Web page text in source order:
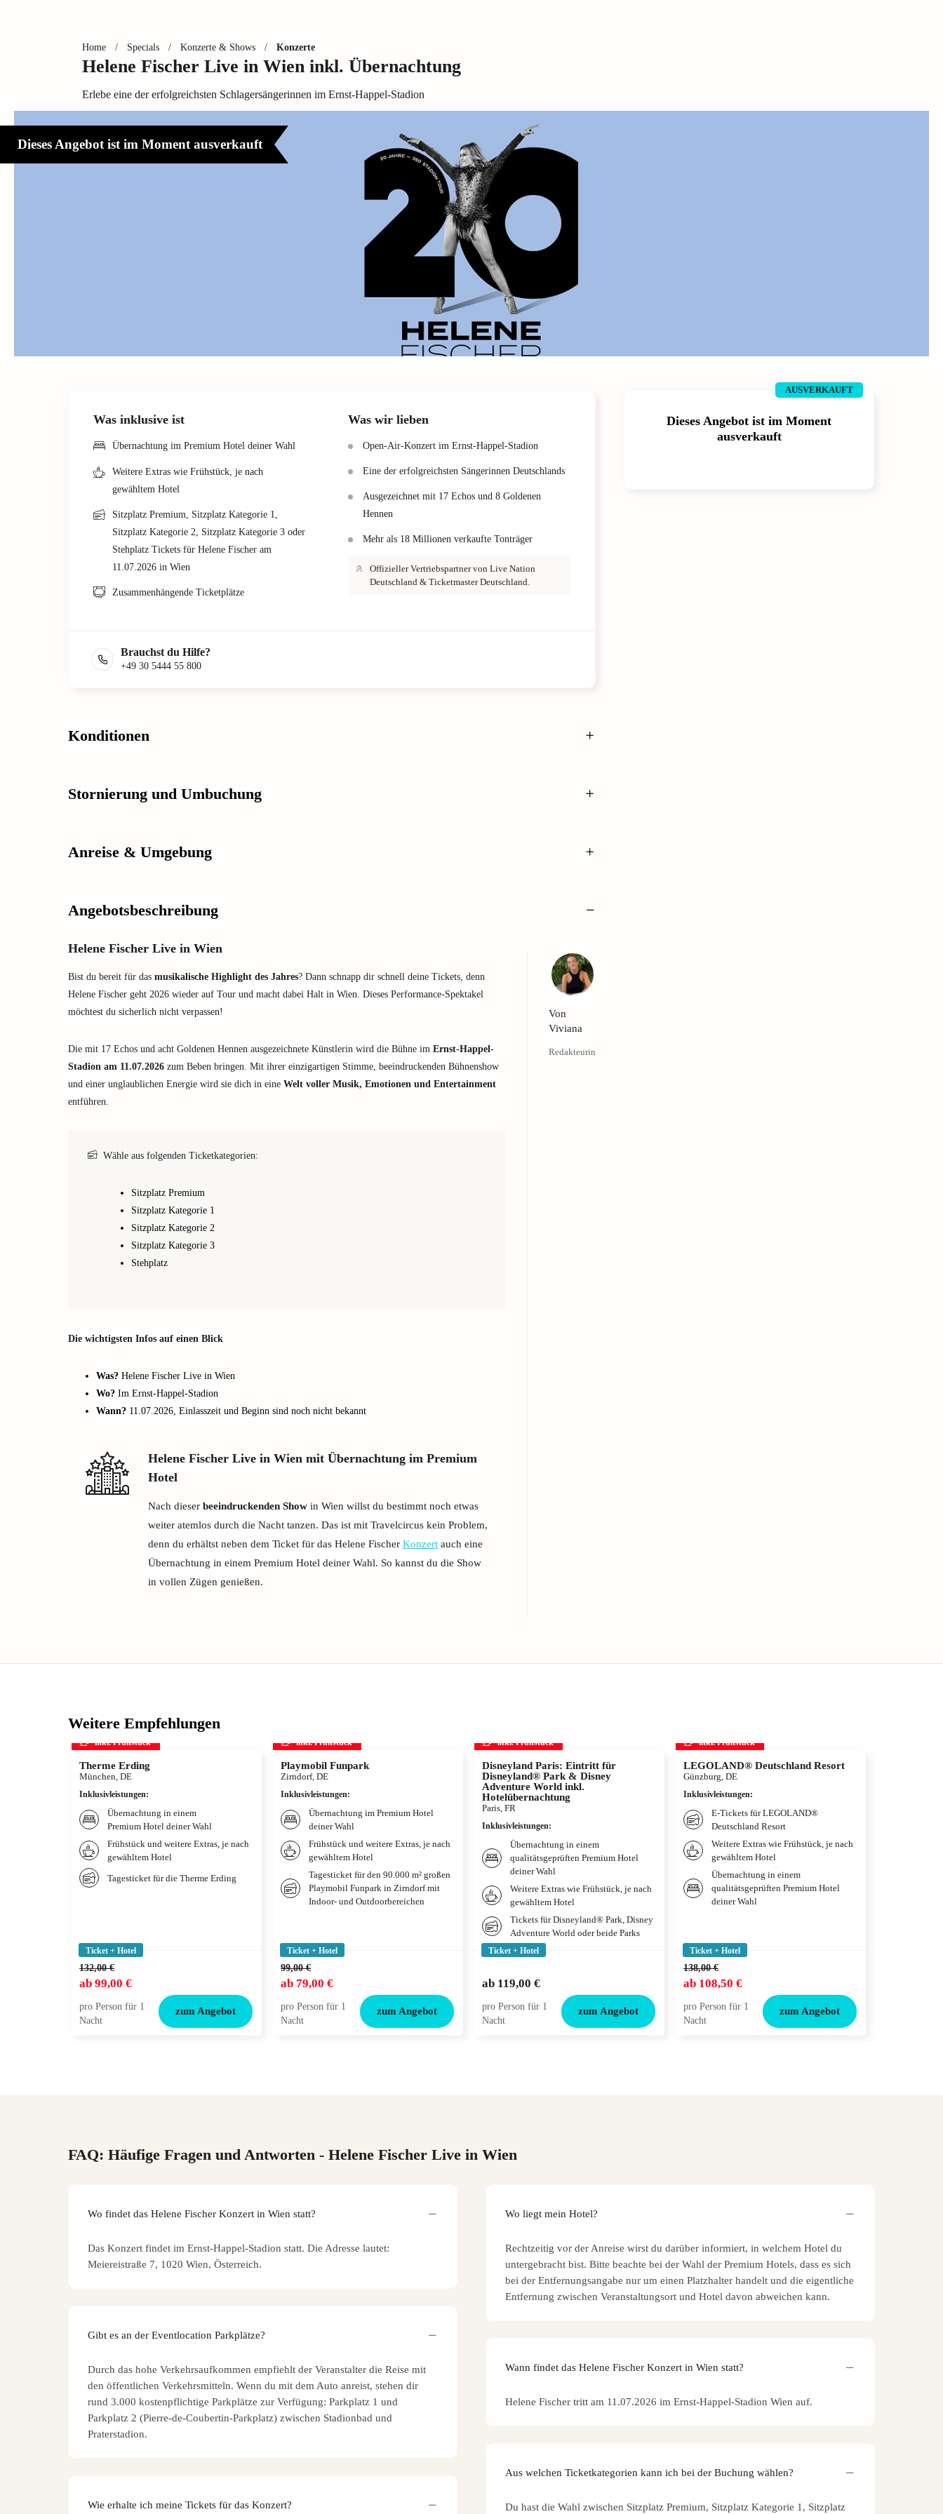
Home / Specials / Konzerte & Shows / Konzerte
Helene Fischer Live in Wien inkl. Übernachtung
Erlebe eine der erfolgreichsten Schlagersängerinnen im Ernst-Happel-Stadion
Dieses Angebot ist im Moment ausverkauft
AUSVERKAUFT
Dieses Angebot ist im Moment
ausverkauft
Was inklusive ist
Übernachtung im Premium Hotel deiner Wahl
Weitere Extras wie Frühstück, je nach
gewähltem Hotel
Sitzplatz Premium, Sitzplatz Kategorie 1,
Sitzplatz Kategorie 2, Sitzplatz Kategorie 3 oder
Stehplatz Tickets für Helene Fischer am
11.07.2026 in Wien
Zusammenhängende Ticketplätze
Was wir lieben
Open-Air-Konzert im Ernst-Happel-Stadion
Eine der erfolgreichsten Sängerinnen Deutschlands
Ausgezeichnet mit 17 Echos und 8 Goldenen
Hennen
Mehr als 18 Millionen verkaufte Tonträger
Offizieller Vertriebspartner von Live Nation
Deutschland & Ticketmaster Deutschland.
Brauchst du Hilfe?
+49 30 5444 55 800
Konditionen
Stornierung und Umbuchung
Anreise & Umgebung
Angebotsbeschreibung
Helene Fischer Live in Wien
Bist du bereit für das musikalische Highlight des Jahres? Dann schnapp dir schnell deine Tickets, denn
Helene Fischer geht 2026 wieder auf Tour und macht dabei Halt in Wien. Dieses Performance-Spektakel
möchtest du sicherlich nicht verpassen!
Die mit 17 Echos und acht Goldenen Hennen ausgezeichnete Künstlerin wird die Bühne im Ernst-Happel-
Stadion am 11.07.2026 zum Beben bringen. Mit ihrer einzigartigen Stimme, beeindruckenden Bühnenshow
und einer unglaublichen Energie wird sie dich in eine Welt voller Musik, Emotionen und Entertainment
entführen.
Wähle aus folgenden Ticketkategorien:
Sitzplatz Premium
Sitzplatz Kategorie 1
Sitzplatz Kategorie 2
Sitzplatz Kategorie 3
Stehplatz
Die wichtigsten Infos auf einen Blick
Was? Helene Fischer Live in Wien
Wo? Im Ernst-Happel-Stadion
Wann? 11.07.2026, Einlasszeit und Beginn sind noch nicht bekannt
Helene Fischer Live in Wien mit Übernachtung im Premium
Hotel
Nach dieser beeindruckenden Show in Wien willst du bestimmt noch etwas
weiter atemlos durch die Nacht tanzen. Das ist mit Travelcircus kein Problem,
denn du erhältst neben dem Ticket für das Helene Fischer Konzert auch eine
Übernachtung in einem Premium Hotel deiner Wahl. So kannst du die Show
in vollen Zügen genießen.
Von
Viviana
Redakteurin
Weitere Empfehlungen
inkl. Frühstück
Therme Erding
München, DE
Inklusivleistungen:
Übernachtung in einem
Premium Hotel deiner Wahl
Frühstück und weitere Extras, je nach
gewähltem Hotel
Tagesticket für die Therme Erding
Ticket + Hotel
132,00 €
ab 99,00 €
pro Person für 1
Nacht
zum Angebot
inkl. Frühstück
Playmobil Funpark
Zirndorf, DE
Inklusivleistungen:
Übernachtung im Premium Hotel
deiner Wahl
Frühstück und weitere Extras, je nach
gewähltem Hotel
Tagesticket für den 90.000 m² großen
Playmobil Funpark in Zirndorf mit
Indoor- und Outdoorbereichen
Ticket + Hotel
99,00 €
ab 79,00 €
pro Person für 1
Nacht
zum Angebot
inkl. Frühstück
Disneyland Paris: Eintritt für
Disneyland® Park & Disney
Adventure World inkl.
Hotelübernachtung
Paris, FR
Inklusivleistungen:
Übernachtung in einem
qualitätsgeprüften Premium Hotel
deiner Wahl
Weitere Extras wie Frühstück, je nach
gewähltem Hotel
Tickets für Disneyland® Park, Disney
Adventure World oder beide Parks
Ticket + Hotel
ab 119,00 €
pro Person für 1
Nacht
zum Angebot
inkl. Frühstück
LEGOLAND® Deutschland Resort
Günzburg, DE
Inklusivleistungen:
E-Tickets für LEGOLAND®
Deutschland Resort
Weitere Extras wie Frühstück, je nach
gewähltem Hotel
Übernachtung in einem
qualitätsgeprüften Premium Hotel
deiner Wahl
Ticket + Hotel
138,00 €
ab 108,50 €
pro Person für 1
Nacht
zum Angebot
FAQ: Häufige Fragen und Antworten - Helene Fischer Live in Wien
Wo findet das Helene Fischer Konzert in Wien statt?
Das Konzert findet im Ernst-Happel-Stadion statt. Die Adresse lautet:
Meiereistraße 7, 1020 Wien, Österreich.
Gibt es an der Eventlocation Parkplätze?
Durch das hohe Verkehrsaufkommen empfiehlt der Veranstalter die Reise mit
den öffentlichen Verkehrsmitteln. Wenn du mit dem Auto anreist, stehen dir
rund 3.000 kostenpflichtige Parkplätze zur Verfügung: Parkplatz 1 und
Parkplatz 2 (Pierre-de-Coubertin-Parkplatz) zwischen Stadionbad und
Praterstadion.
Wie erhalte ich meine Tickets für das Konzert?
Wo liegt mein Hotel?
Rechtzeitig vor der Anreise wirst du darüber informiert, in welchem Hotel du
untergebracht bist. Bitte beachte bei der Wahl der Premium Hotels, dass es sich
bei der Entfernungsangabe nur um einen Platzhalter handelt und die eigentliche
Entfernung zwischen Veranstaltungsort und Hotel davon abweichen kann.
Wann findet das Helene Fischer Konzert in Wien statt?
Helene Fischer tritt am 11.07.2026 im Ernst-Happel-Stadion Wien auf.
Aus welchen Ticketkategorien kann ich bei der Buchung wählen?
Du hast die Wahl zwischen Sitzplatz Premium, Sitzplatz Kategorie 1, Sitzplatz